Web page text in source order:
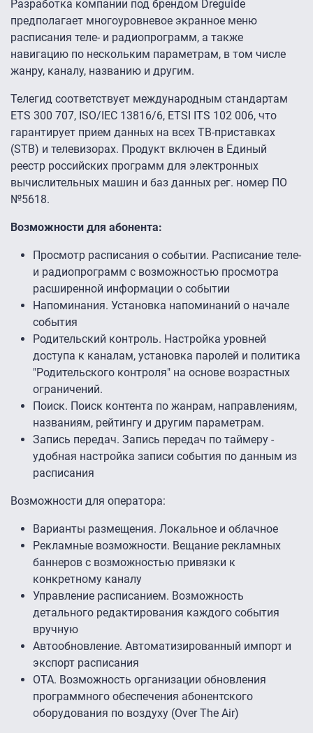
Разработка компании под брендом Dreguide
предполагает многоуровневое экранное меню
расписания теле- и радиопрограмм, а также
навигацию по нескольким параметрам, в том числе
жанру, каналу, названию и другим.
Телегид соответствует международным стандартам
ETS 300 707, ISO/IEC 13816/6, ETSI ITS 102 006, что
гарантирует прием данных на всех ТВ-приставках
(STB) и телевизорах. Продукт включен в Единый
реестр российских программ для электронных
вычислительных машин и баз данных рег. номер ПО
№5618.
Возможности для абонента:
Просмотр расписания о событии. Расписание теле-
и радиопрограмм с возможностью просмотра
расширенной информации о событии
Напоминания. Установка напоминаний о начале
события
Родительский контроль. Настройка уровней
доступа к каналам, установка паролей и политика
"Родительского контроля" на основе возрастных
ограничений.
Поиск. Поиск контента по жанрам, направлениям,
названиям, рейтингу и другим параметрам.
Запись передач. Запись передач по таймеру -
удобная настройка записи события по данным из
расписания
Возможности для оператора:
Варианты размещения. Локальное и облачное
Рекламные возможности. Вещание рекламных
баннеров с возможностью привязки к
конкретному каналу
Управление расписанием. Возможность
детального редактирования каждого события
вручную
Автообновление. Автоматизированный импорт и
экспорт расписания
OTA. Возможность организации обновления
программного обеспечения абонентского
оборудования по воздуху (Over The Air)